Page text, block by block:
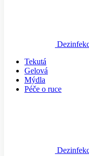
Tekutá
Gelová
Mýdla
Péče o ruce